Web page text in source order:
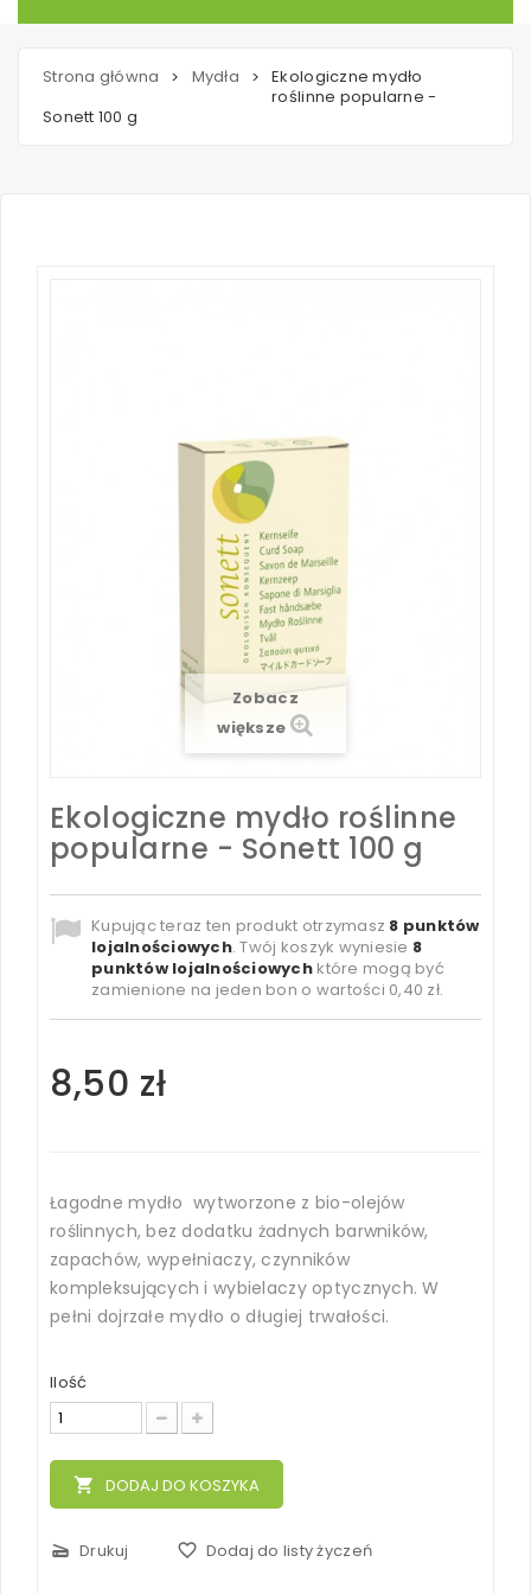
Strona główna > Mydła > Ekologiczne mydło
roślinne popularne -
Sonett 100 g
Zobacz
większe
Ekologiczne mydło roślinne
popularne - Sonett 100 g
Kupując teraz ten produkt otrzymasz 8 punktów
lojalnościowych. Twój koszyk wyniesie 8
punktów lojalnościowychktóre mogą być
zamienione na jeden bon o wartości 0,40 zł.
8,50 zł
Łagodne mydło wytworzone z bio-olejów
roślinnych, bez dodatku żadnych barwników,
zapachów, wypełniaczy, czynników
kompleksujących i wybielaczy optycznych. W
pełni dojrzałe mydło o długiej trwałości.
Ilość
local_grocery_store DODAJ DO KOSZYKA
scanner Drukuj favorite_border Dodaj do listy życzeń